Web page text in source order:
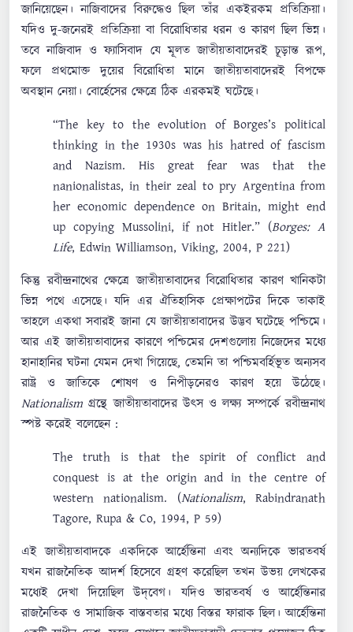
জানিয়েছেন। নাজিবাদের বিরুদ্ধেও ছিল তাঁর একইরকম প্রতিক্রিয়া।
যদিও ‍দু-জনেরই প্রতিক্রিয়া বা বিরোধিতার ধরন ও কারণ ছিল ভিন্ন।
তবে নাজিবাদ ও ফ্যাসিবাদ যে মূলত জাতীয়তাবাদেরই চূড়ান্ত রূপ,
ফলে প্রথমোক্ত দুয়ের বিরোধিতা মানে জাতীয়তাবাদেরই বিপক্ষে
অবস্থান নেয়া। বোর্হেসের ক্ষেত্রে ঠিক এরকমই ঘটেছে।
“The key to the evolution of Borges’s political
thinking in the 1930s was his hatred of fascism
and Nazism. His great fear was that the
nanionalistas, in their zeal to pry Argentina from
her economic dependence on Britain, might end
up copying Mussolini, if not Hitler.” (Borges: A
Life, Edwin Williamson, Viking, 2004, P 221)
কিন্তু রবীন্দ্রনাথের ক্ষেত্রে জাতীয়তাবাদের বিরোধিতার কারণ খানিকটা
ভিন্ন পথে এসেছে। যদি এর ঐতিহাসিক প্রেক্ষাপটের দিকে তাকাই
তাহলে একথা সবারই জানা যে জাতীয়তাবাদের উদ্ভব ঘটেছে পশ্চিমে।
আর এই জাতীয়তাবাদের কারণে পশ্চিমের দেশগুলোয় নিজেদের মধ্যে
হানাহানির ঘটনা যেমন দেখা গিয়েছে, তেমনি তা পশ্চিমবর্হিভূত অন্যসব
রাষ্ট্র ও জাতিকে শোষণ ও নিপীড়নেরও কারণ হয়ে উঠেছে।
Nationalism গ্রন্থে জাতীয়তাবাদের উৎস ও লক্ষ্য সম্পর্কে রবীন্দ্রনাথ
স্পষ্ট করেই বলেছেন :
The truth is that the spirit of conflict and
conquest is at the origin and in the centre of
western nationalism. (Nationalism, Rabindranath
Tagore, Rupa & Co, 1994, P 59)
এই জাতীয়তাবাদকে একদিকে আর্হেন্তিনা এবং অন্যদিকে ভারতবর্ষ
যখন রাজনৈতিক আদর্শ হিসেবে গ্রহণ করেছিল তখন উভয় লেখকের
মধ্যেই দেখা দিয়েছিল উদ্‌বেগ। যদিও ভারতবর্ষ ও আর্হেন্তিনার
রাজনৈতিক ও সামাজিক বাস্তবতার মধ্যে বিস্তর ফারাক ছিল। আর্হেন্তিনা